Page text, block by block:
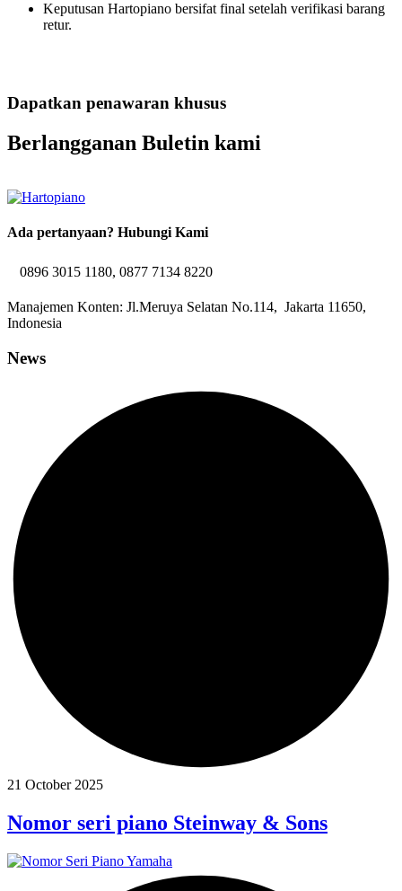
Keputusan Hartopiano bersifat final setelah verifikasi barang
retur.
Dapatkan penawaran khusus
Berlangganan Buletin kami
Ada pertanyaan? Hubungi Kami
0896 3015 1180, 0877 7134 8220
Manajemen Konten: Jl.Meruya Selatan No.114, Jakarta 11650,
Indonesia
News
21 October 2025
Nomor seri piano Steinway & Sons